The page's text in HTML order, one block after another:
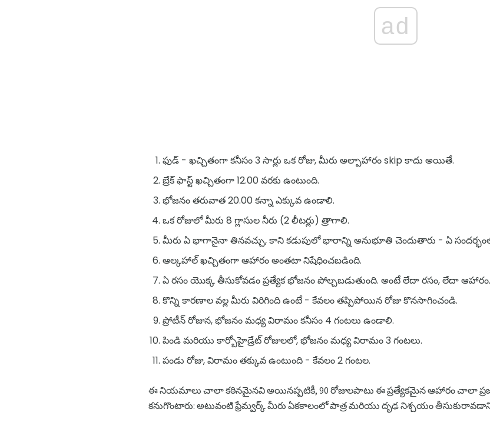
ad
ఫుడ్ - ఖచ్చితంగా కనీసం 3 సార్లు ఒక రోజు, మీరు అల్పాహారం skip కాదు అయితే.
బ్రేక్ ఫాస్ట్ ఖచ్చితంగా 12.00 వరకు ఉంటుంది.
భోజనం తరువాత 20.00 కన్నా ఎక్కువ ఉండాలి.
ఒక రోజులో మీరు 8 గ్లాసుల నీరు (2 లీటర్లు) త్రాగాలి.
మీరు ఏ భాగానైనా తినవచ్చు, కాని కడుపులో భారాన్ని అనుభూతి చెందుతారు - ఏ
ఆల్కహాల్ ఖచ్చితంగా ఆహారం అంతటా నిషేధించబడింది.
ఏ రసం యొక్క తీసుకోవడం ప్రత్యేక భోజనం పోల్చబడుతుంది. అంటే లేదా రసం, లేదా ఆహారం.
కొన్ని కారణాల వల్ల మీరు విరిగింది ఉంటే - కేవలం తప్పిపోయిన రోజు కొనసాగించండి.
ప్రోటీన్ రోజున, భోజనం మధ్య విరామం కనీసం 4 గంటలు ఉండాలి.
పిండి మరియు కార్బోహైడ్రేట్ రోజులలో, భోజనం మధ్య విరామం 3 గంటలు.
పండు రోజు, విరామం తక్కువ ఉంటుంది - కేవలం 2 గంటల.
ఈ నియమాలు చాలా కఠినమైనవి అయినప్పటికీ, 90 రోజులపాటు ఈ ప్రత్యేకమైన ఆహారం చాలా
కనుగొంటారు: అటువంటి ఫ్రేమ్వర్క్ మీరు ఏకకాలంలో పాత్ర మరియు దృఢ నిశ్చయం